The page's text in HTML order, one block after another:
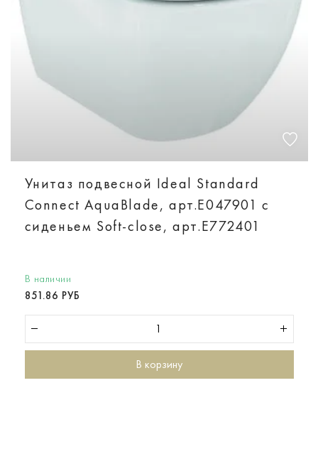
Унитаз подвесной Ideal Standard
Connect AquaBlade, арт.E047901 с
сиденьем Soft-close, арт.E772401
В наличии
851.86 РУБ
В корзину